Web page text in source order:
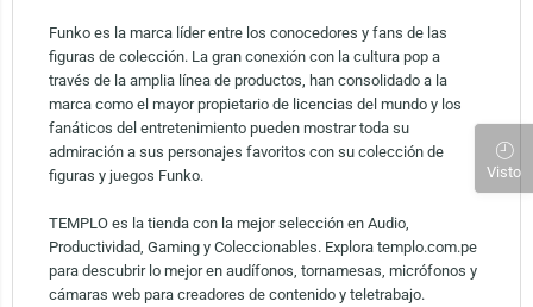
Funko es la marca líder entre los conocedores y fans de las
figuras de colección. La gran conexión con la cultura pop a
través de la amplia línea de productos, han consolidado a la
marca como el mayor propietario de licencias del mundo y los
fanáticos del entretenimiento pueden mostrar toda su
admiración a sus personajes favoritos con su colección de
figuras y juegos Funko.
TEMPLO es la tienda con la mejor selección en Audio,
Productividad, Gaming y Coleccionables. Explora templo.com.pe
para descubrir lo mejor en audífonos, tornamesas, micrófonos y
cámaras web para creadores de contenido y teletrabajo.
Visto